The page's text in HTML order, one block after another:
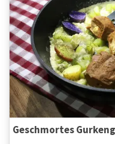
Geschmortes